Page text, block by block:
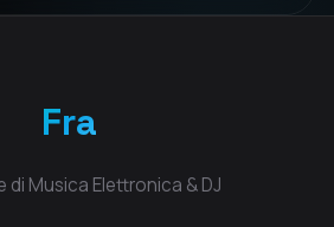
Fra
di Musica Elettronica & DJ